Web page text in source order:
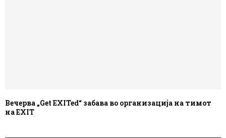
Вечерва „Get EXITed“ забава во организација на тимот
на EXIT